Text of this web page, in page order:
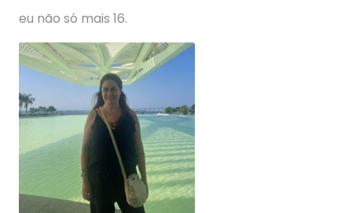
eu não só mais 16.